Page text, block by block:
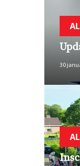
30